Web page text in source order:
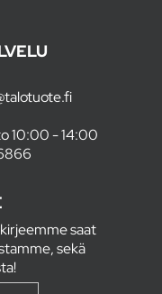
10:00 - 14:00
saat
sekä